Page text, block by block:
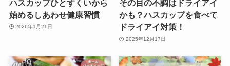
ハスカップひとすくいから
始めるしあわせ健康習慣
2026年1月21日
その目の不調はドライアイ
かも？ハスカップを食べて
ドライアイ対策！
2025年12月17日